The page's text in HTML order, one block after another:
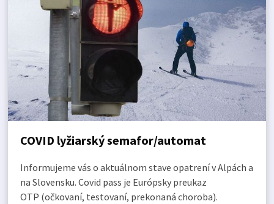
COVID lyžiarský semafor/automat
Informujeme vás o aktuálnom stave opatrení v Alpách a
na Slovensku. Covid pass je Európsky preukaz
OTP (očkovaní, testovaní, prekonaná choroba).